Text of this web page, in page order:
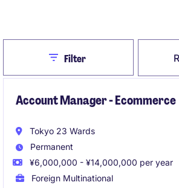
CloseFilter
Account Manager - Ecommerce
Tokyo 23 Wards
Permanent
¥6,000,000 - ¥14,000,000 per year
Foreign Multinational